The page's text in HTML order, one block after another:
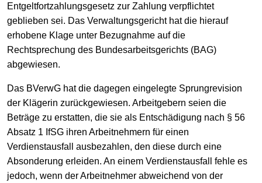
Entgeltfortzahlungsgesetz zur Zahlung verpflichtet
geblieben sei. Das Verwaltungsgericht hat die hierauf
erhobene Klage unter Bezugnahme auf die
Rechtsprechung des Bundesarbeitsgerichts (BAG)
abgewiesen.
Das BVerwG hat die dagegen eingelegte Sprungrevision
der Klägerin zurückgewiesen. Arbeitgebern seien die
Beträge zu erstatten, die sie als Entschädigung nach § 56
Absatz 1 IfSG ihren Arbeitnehmern für einen
Verdienstausfall ausbezahlen, den diese durch eine
Absonderung erleiden. An einem Verdienstausfall fehle es
jedoch, wenn der Arbeitnehmer abweichend von der